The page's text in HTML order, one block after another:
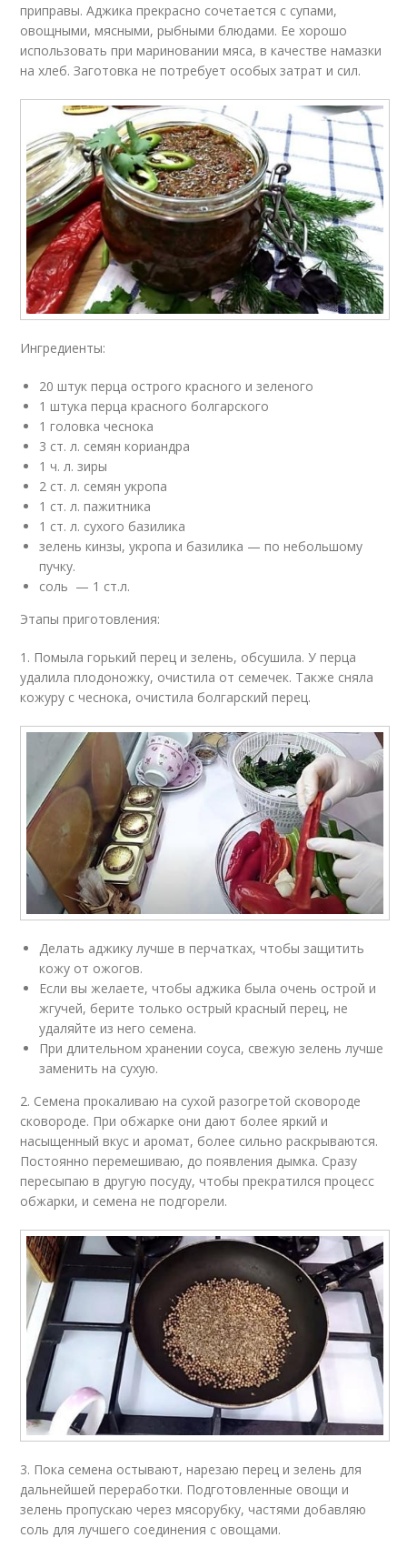
приправы. Аджика прекрасно сочетается с супами,
овощными, мясными, рыбными блюдами. Ее хорошо
использовать при мариновании мяса, в качестве намазки
на хлеб. Заготовка не потребует особых затрат и сил.
Ингредиенты:
20 штук перца острого красного и зеленого
1 штука перца красного болгарского
1 головка чеснока
3 ст. л. семян кориандра
1 ч. л. зиры
2 ст. л. семян укропа
1 ст. л. пажитника
1 ст. л. сухого базилика
зелень кинзы, укропа и базилика — по небольшому
пучку.
соль — 1 ст.л.
Этапы приготовления:
1. Помыла горький перец и зелень, обсушила. У перца
удалила плодоножку, очистила от семечек. Также сняла
кожуру с чеснока, очистила болгарский перец.
Делать аджику лучше в перчатках, чтобы защитить
кожу от ожогов.
Если вы желаете, чтобы аджика была очень острой и
жгучей, берите только острый красный перец, не
удаляйте из него семена.
При длительном хранении соуса, свежую зелень лучше
заменить на сухую.
2. Семена прокаливаю на сухой разогретой сковороде
сковороде. При обжарке они дают более яркий и
насыщенный вкус и аромат, более сильно раскрываются.
Постоянно перемешиваю, до появления дымка. Сразу
пересыпаю в другую посуду, чтобы прекратился процесс
обжарки, и семена не подгорели.
3. Пока семена остывают, нарезаю перец и зелень для
дальнейшей переработки. Подготовленные овощи и
зелень пропускаю через мясорубку, частями добавляю
соль для лучшего соединения с овощами.